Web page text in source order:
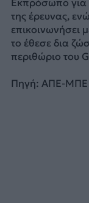
της έρευνας,
επικοινωνήσει
το έθεσε δια
περιθώριο του
Πηγή: ΑΠΕ-ΜΠΕ